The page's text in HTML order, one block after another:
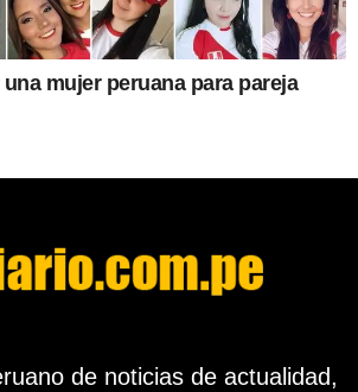
mujer peruana para pareja
de noticias de actualidad,